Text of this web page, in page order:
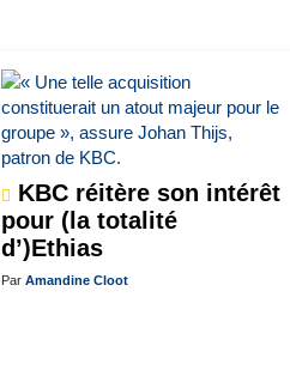
KBC réitère son intérêt
pour (la totalité
d’)Ethias
ParAmandine Cloot